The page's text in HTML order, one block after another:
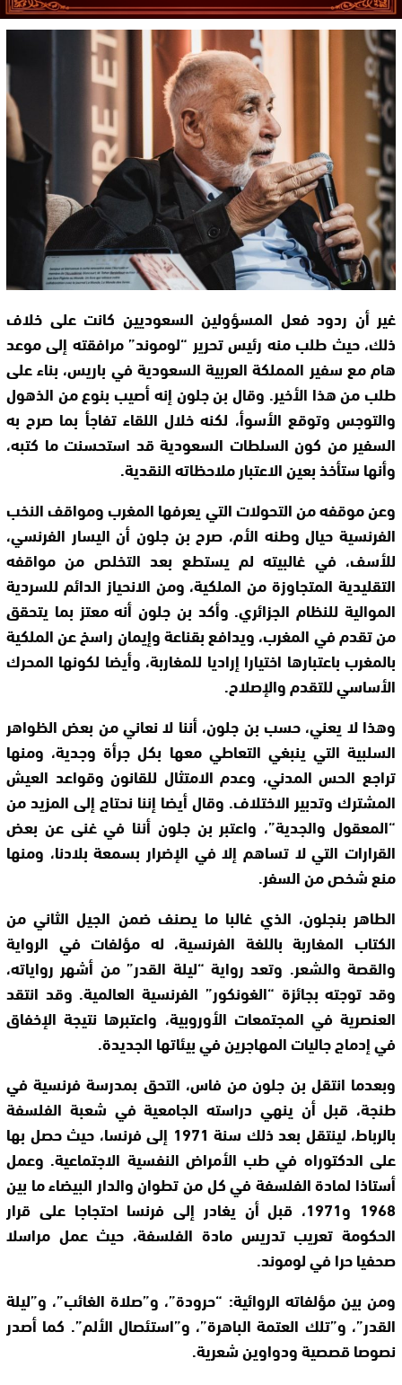
غير أن ردود فعل المسؤولين السعوديين كانت على خلاف
ذلك، حيث طلب منه رئيس تحرير “لوموند” مرافقته إلى موعد
هام مع سفير المملكة العربية السعودية في باريس، بناء على
طلب من هذا الأخير. وقال بن جلون إنه أصيب بنوع من الذهول
والتوجس وتوقع الأسوأ، لكنه خلال اللقاء تفاجأ بما صرح به
السفير من كون السلطات السعودية قد استحسنت ما كتبه،
وأنها ستأخذ بعين الاعتبار ملاحظاته النقدية.
وعن موقفه من التحولات التي يعرفها المغرب ومواقف النخب
الفرنسية حيال وطنه الأم، صرح بن جلون أن اليسار الفرنسي،
للأسف، في غالبيته لم يستطع بعد التخلص من مواقفه
التقليدية المتجاوزة من الملكية، ومن الانحياز الدائم للسردية
الموالية للنظام الجزائري. وأكد بن جلون أنه معتز بما يتحقق
من تقدم في المغرب، ويدافع بقناعة وإيمان راسخ عن الملكية
بالمغرب باعتبارها اختيارا إراديا للمغاربة، وأيضا لكونها المحرك
الأساسي للتقدم والإصلاح.
وهذا لا يعني، حسب بن جلون، أننا لا نعاني من بعض الظواهر
السلبية التي ينبغي التعاطي معها بكل جرأة وجدية، ومنها
تراجع الحس المدني، وعدم الامتثال للقانون وقواعد العيش
المشترك وتدبير الاختلاف. وقال أيضا إننا نحتاج إلى المزيد من
“المعقول والجدية”، واعتبر بن جلون أننا في غنى عن بعض
القرارات التي لا تساهم إلا في الإضرار بسمعة بلادنا، ومنها
منع شخص من السفر.
الطاهر بنجلون، الذي غالبا ما يصنف ضمن الجيل الثاني من
الكتاب المغاربة باللغة الفرنسية، له مؤلفات في الرواية
والقصة والشعر. وتعد رواية “ليلة القدر” من أشهر رواياته،
وقد توجته بجائزة “الغونكور” الفرنسية العالمية. وقد انتقد
العنصرية في المجتمعات الأوروبية، واعتبرها نتيجة الإخفاق
في إدماج جاليات المهاجرين في بيئاتها الجديدة.
وبعدما انتقل بن جلون من فاس، التحق بمدرسة فرنسية في
طنجة، قبل أن ينهي دراسته الجامعية في شعبة الفلسفة
بالرباط، لينتقل بعد ذلك سنة 1971 إلى فرنسا، حيث حصل بها
على الدكتوراه في طب الأمراض النفسية الاجتماعية. وعمل
أستاذا لمادة الفلسفة في كل من تطوان والدار البيضاء ما بين
1968 و1971، قبل أن يغادر إلى فرنسا احتجاجا على قرار
الحكومة تعريب تدريس مادة الفلسفة، حيث عمل مراسلا
صحفيا حرا في لوموند.
ومن بين مؤلفاته الروائية: “حرودة”، و”صلاة الغائب”، و”ليلة
القدر”، و”تلك العتمة الباهرة”، و”استئصال الألم”. كما أصدر
نصوصا قصصية ودواوين شعرية.